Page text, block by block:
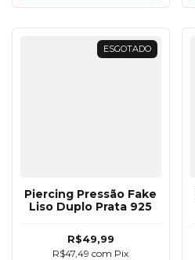
ESGOTADO
Piercing Pressão Fake
Liso Duplo Prata 925
R$49,99
R$47,49com Pix